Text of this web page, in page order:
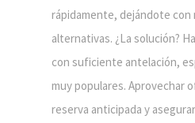
rápidamente, dejándote con
alternativas. ¿La solución?
con suficiente antelación,
muy populares. Aprovechar
reserva anticipada y